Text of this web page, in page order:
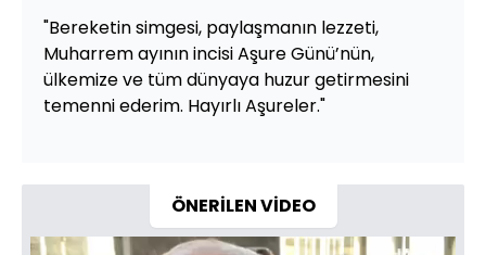
"Bereketin simgesi, paylaşmanın lezzeti,
Muharrem ayının incisi Aşure Günü’nün,
ülkemize ve tüm dünyaya huzur getirmesini
temenni ederim. Hayırlı Aşureler."
ÖNERİLEN VİDEO